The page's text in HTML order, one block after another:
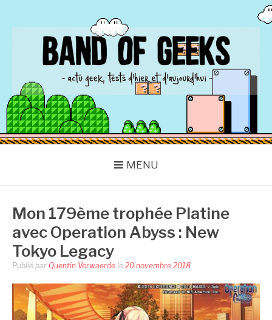
BAND OF GEEKS
Actu Geek d'hier et d'aujourd'hui
MENU
Mon 179ème trophée Platine
avec Operation Abyss : New
Tokyo Legacy
Publié par Quentin Verwaerde le 20 novembre 2018